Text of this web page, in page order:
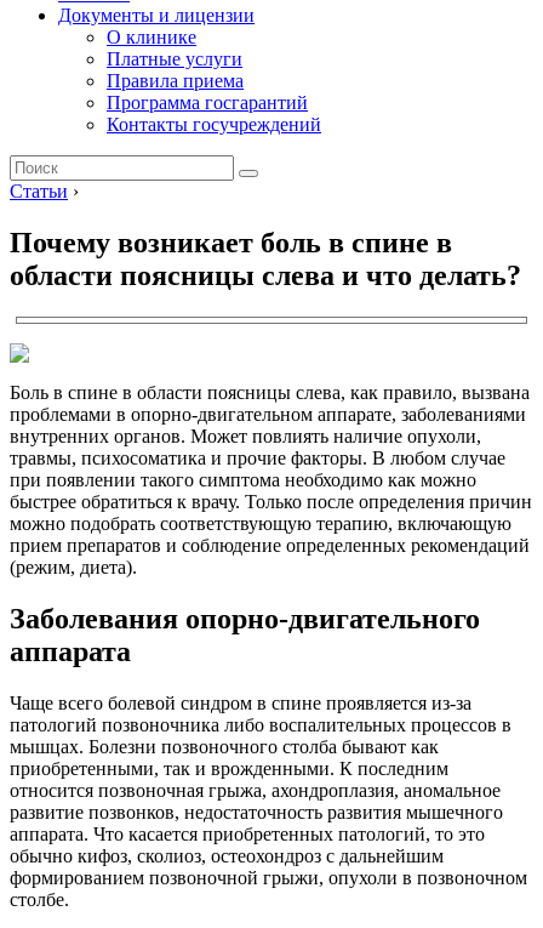
Документы и лицензии
О клинике
Платные услуги
Правила приема
Программа госгарантий
Контакты госучреждений
Статьи ›
Почему возникает боль в спине в
области поясницы слева и что делать?
Боль в спине в области поясницы слева, как правило, вызвана
проблемами в опорно-двигательном аппарате, заболеваниями
внутренних органов. Может повлиять наличие опухоли,
травмы, психосоматика и прочие факторы. В любом случае
при появлении такого симптома необходимо как можно
быстрее обратиться к врачу. Только после определения причин
можно подобрать соответствующую терапию, включающую
прием препаратов и соблюдение определенных рекомендаций
(режим, диета).
Заболевания опорно-двигательного
аппарата
Чаще всего болевой синдром в спине проявляется из-за
патологий позвоночника либо воспалительных процессов в
мышцах. Болезни позвоночного столба бывают как
приобретенными, так и врожденными. К последним
относится позвоночная грыжа, ахондроплазия, аномальное
развитие позвонков, недостаточность развития мышечного
аппарата. Что касается приобретенных патологий, то это
обычно кифоз, сколиоз, остеохондроз с дальнейшим
формированием позвоночной грыжи, опухоли в позвоночном
столбе.